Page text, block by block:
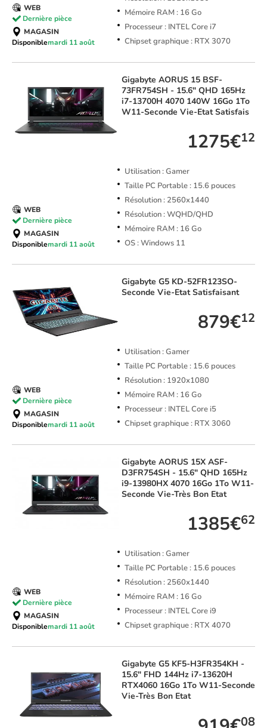
Mémoire RAM : 16 Go
Processeur : INTEL Core i7
Chipset graphique : RTX 3070
WEB
Dernière pièce
MAGASIN
Disponiblemardi 11 août
Gigabyte AORUS 15 BSF-
73FR754SH - 15.6" QHD 165Hz
i7-13700H 4070 140W 16Go 1To
W11-Seconde Vie-Etat Satisfais
1275€12
Utilisation : Gamer
Taille PC Portable : 15.6 pouces
Résolution : 2560x1440
Résolution : WQHD/QHD
Mémoire RAM : 16 Go
OS : Windows 11
WEB
Dernière pièce
MAGASIN
Disponiblemardi 11 août
Gigabyte G5 KD-52FR123SO-
Seconde Vie-Etat Satisfaisant
879€12
Utilisation : Gamer
Taille PC Portable : 15.6 pouces
Résolution : 1920x1080
Mémoire RAM : 16 Go
Processeur : INTEL Core i5
Chipset graphique : RTX 3060
WEB
Dernière pièce
MAGASIN
Disponiblemardi 11 août
Gigabyte AORUS 15X ASF-
D3FR754SH - 15.6" QHD 165Hz
i9-13980HX 4070 16Go 1To W11-
Seconde Vie-Très Bon Etat
1385€62
Utilisation : Gamer
Taille PC Portable : 15.6 pouces
Résolution : 2560x1440
Mémoire RAM : 16 Go
Processeur : INTEL Core i9
Chipset graphique : RTX 4070
WEB
Dernière pièce
MAGASIN
Disponiblemardi 11 août
Gigabyte G5 KF5-H3FR354KH -
15.6" FHD 144Hz i7-13620H
RTX4060 16Go 1To W11-Seconde
Vie-Très Bon Etat
08